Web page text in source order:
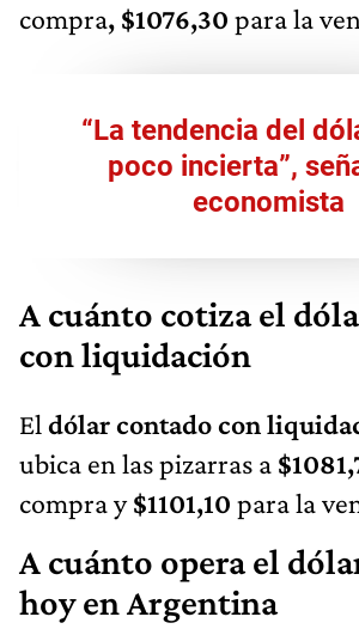
compra, $1076,30 para la
“La tendencia del
poco incierta”,
economista
A cuánto cotiza el
con liquidación
El dólar contado con
ubica en las pizarras a
compra y$1101,10 para la
A cuánto opera el
hoy en Argentina